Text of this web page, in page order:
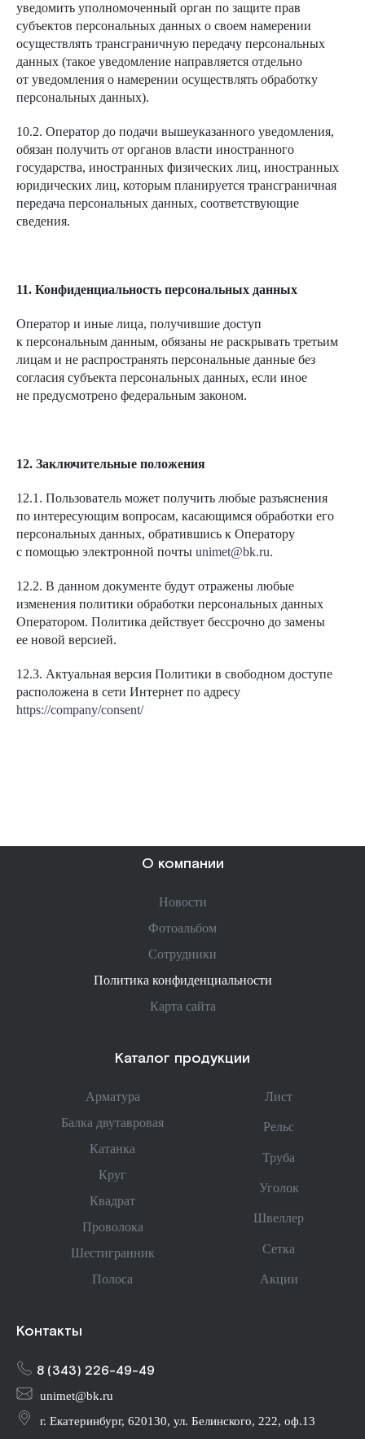
уведомить уполномоченный орган по защите прав
субъектов персональных данных о своем намерении
осуществлять трансграничную передачу персональных
данных (такое уведомление направляется отдельно
от уведомления о намерении осуществлять обработку
персональных данных).
10.2. Оператор до подачи вышеуказанного уведомления,
обязан получить от органов власти иностранного
государства, иностранных физических лиц, иностранных
юридических лиц, которым планируется трансграничная
передача персональных данных, соответствующие
сведения.
11. Конфиденциальность персональных данных
Оператор и иные лица, получившие доступ
к персональным данным, обязаны не раскрывать третьим
лицам и не распространять персональные данные без
согласия субъекта персональных данных, если иное
не предусмотрено федеральным законом.
12. Заключительные положения
12.1. Пользователь может получить любые разъяснения
по интересующим вопросам, касающимся обработки его
персональных данных, обратившись к Оператору
с помощью электронной почты unimet@bk.ru.
12.2. В данном документе будут отражены любые
изменения политики обработки персональных данных
Оператором. Политика действует бессрочно до замены
ее новой версией.
12.3. Актуальная версия Политики в свободном доступе
расположена в сети Интернет по адресу
https://company/consent/
О компании
Новости
Фотоальбом
Сотрудники
Политика конфиденциальности
Карта сайта
Каталог продукции
Арматура
Балка двутавровая
Катанка
Круг
Квадрат
Проволока
Шестигранник
Полоса
Лист
Рельс
Труба
Уголок
Швеллер
Сетка
Акции
Контакты
8 (343) 226-49-49
unimet@bk.ru
г. Екатеринбург, 620130, ул. Белинского, 222, оф.13